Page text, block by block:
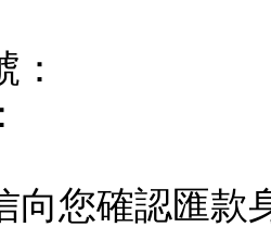
向您確認匯款